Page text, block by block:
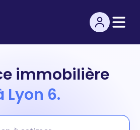
immobilière
Lyon 6.